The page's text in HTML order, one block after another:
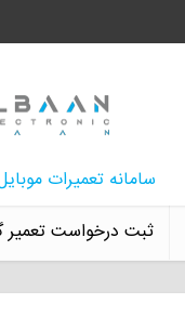
سامانه تعمیرات
ثبت درخواست تعمیر